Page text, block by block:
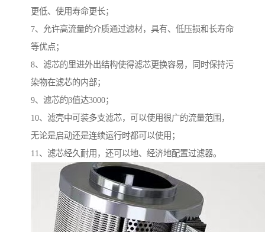
更低、使用寿命更长；
7、允许高流量的介质通过滤材，具有、低压损和长寿命
等优点；
8、滤芯的里进外出结构使得滤芯更换容易，同时保持污
染物在滤芯的内部；
9、滤芯的β值达3000；
10、滤壳中可装多支滤芯，可以使用很广的流量范围，
无论是启动还是连续运行时都可以使用；
11、滤芯经久耐用，还可以地、经济地配置过滤器。